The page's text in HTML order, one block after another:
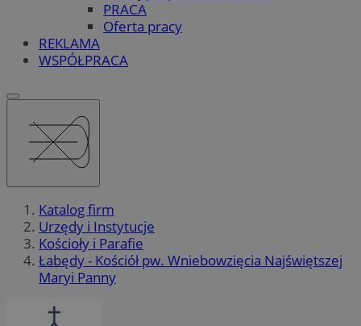
PRACA
Oferta pracy
REKLAMA
WSPÓŁPRACA
Katalog firm
Urzędy i Instytucje
Kościoły i Parafie
Łabędy - Kościół pw. Wniebowzięcia Najświętszej
Maryi Panny